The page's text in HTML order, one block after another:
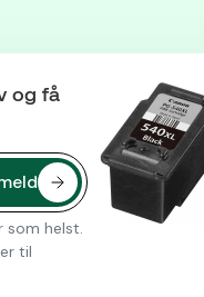
og få
som helst.
til